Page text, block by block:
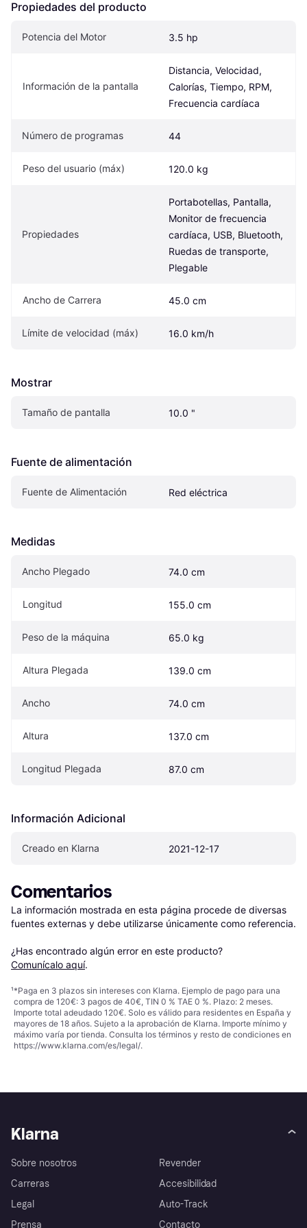
Propiedades del producto
Potencia del Motor 3.5 hp
Información de la pantalla
Distancia, Velocidad,
Calorías, Tiempo, RPM,
Frecuencia cardíaca
Número de programas 44
Peso del usuario (máx) 120.0 kg
Propiedades
Portabotellas, Pantalla,
Monitor de frecuencia
cardíaca, USB, Bluetooth,
Ruedas de transporte,
Plegable
Ancho de Carrera 45.0 cm
Límite de velocidad (máx) 16.0 km/h
Mostrar
Tamaño de pantalla 10.0 "
Fuente de alimentación
Fuente de Alimentación Red eléctrica
Medidas
Ancho Plegado 74.0 cm
Longitud 155.0 cm
Peso de la máquina 65.0 kg
Altura Plegada 139.0 cm
Ancho 74.0 cm
Altura 137.0 cm
Longitud Plegada 87.0 cm
Información Adicional
Creado en Klarna 2021-12-17
Comentarios
La información mostrada en esta página procede de diversas
fuentes externas y debe utilizarse únicamente como referencia.
¿Has encontrado algún error en este producto?
Comunícalo aquí.
¹*Paga en 3 plazos sin intereses con Klarna. Ejemplo de pago para una
compra de 120€: 3 pagos de 40€, TIN 0 % TAE 0 %. Plazo: 2 meses.
Importe total adeudado 120€. Solo es válido para residentes en España y
mayores de 18 años. Sujeto a la aprobación de Klarna. Importe mínimo y
máximo varía por tienda. Consulta los términos y resto de condiciones en
https://www.klarna.com/es/legal/.
Klarna
Sobre nosotros
Carreras
Legal
Prensa
Revender
Accesibilidad
Auto-Track
Contacto